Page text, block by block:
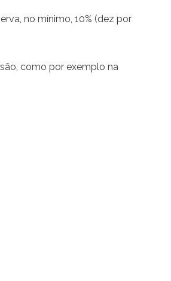
no mínimo, 10% (dez por
como por exemplo na